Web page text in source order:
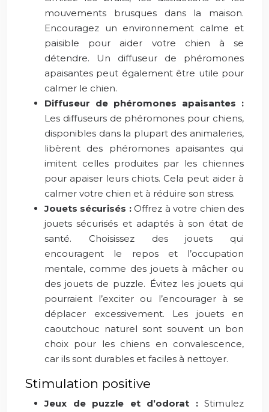
mouvements brusques dans la maison.
Encouragez un environnement calme et
paisible pour aider votre chien à se
détendre. Un diffuseur de phéromones
apaisantes peut également être utile pour
calmer le chien.
Diffuseur de phéromones apaisantes :
Les diffuseurs de phéromones pour chiens,
disponibles dans la plupart des animaleries,
libèrent des phéromones apaisantes qui
imitent celles produites par les chiennes
pour apaiser leurs chiots. Cela peut aider à
calmer votre chien et à réduire son stress.
Jouets sécurisés : Offrez à votre chien des
jouets sécurisés et adaptés à son état de
santé. Choisissez des jouets qui
encouragent le repos et l’occupation
mentale, comme des jouets à mâcher ou
des jouets de puzzle. Évitez les jouets qui
pourraient l’exciter ou l’encourager à se
déplacer excessivement. Les jouets en
caoutchouc naturel sont souvent un bon
choix pour les chiens en convalescence,
car ils sont durables et faciles à nettoyer.
Stimulation positive
Jeux de puzzle et d’odorat : Stimulez